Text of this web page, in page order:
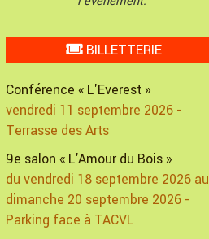
BILLETTERIE
Conférence « L'Everest »
vendredi 11 septembre 2026 -
Terrasse des Arts
9e salon « L'Amour du Bois »
du vendredi 18 septembre 2026 au
dimanche 20 septembre 2026 -
Parking face à TACVL